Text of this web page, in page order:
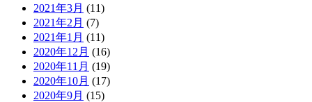
2021年3月 (11)
2021年2月 (7)
2021年1月 (11)
2020年12月 (16)
2020年11月 (19)
2020年10月 (17)
2020年9月 (15)